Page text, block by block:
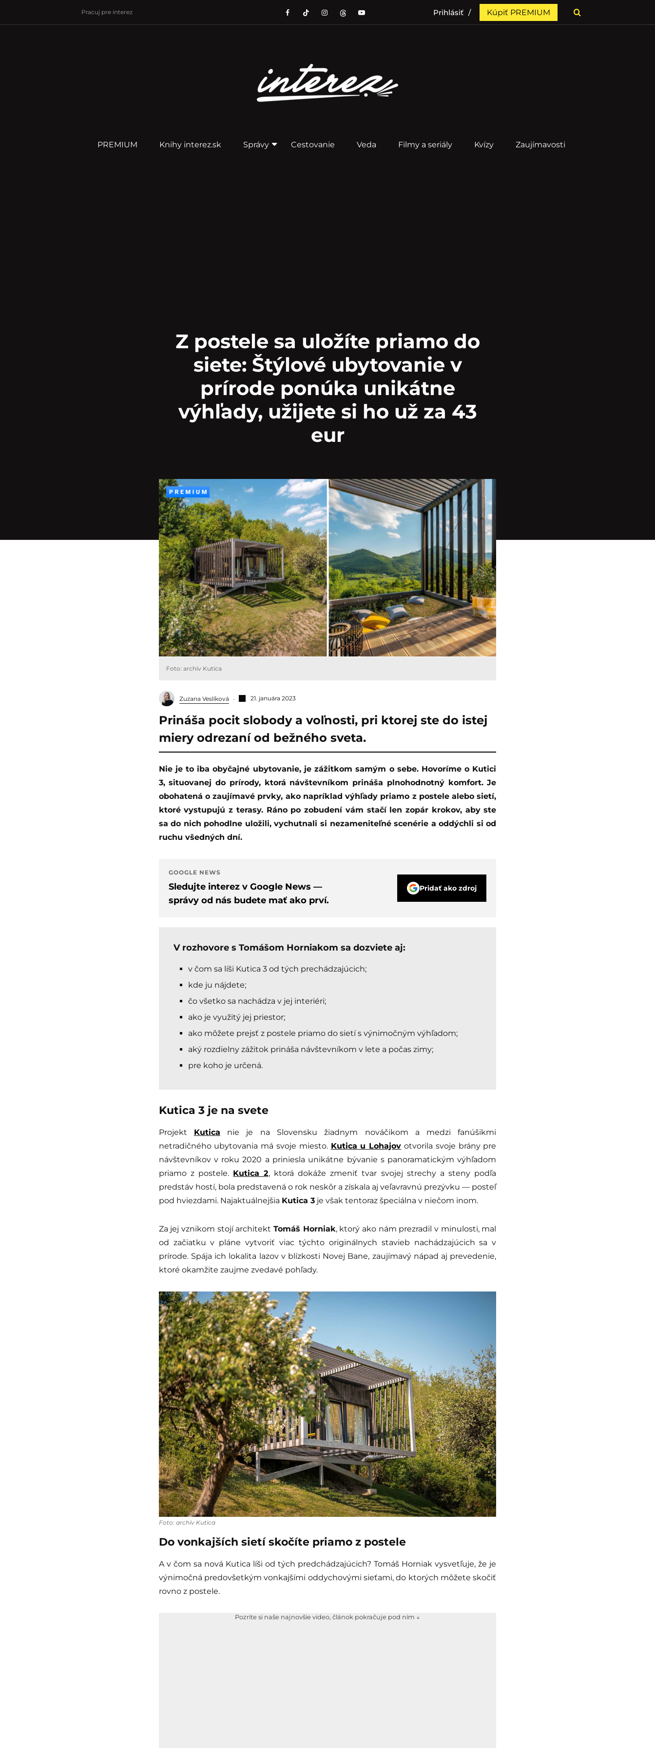
Pracuj pre interez Prihlásiť Kúpiť PREMIUM
PREMIUM Knihy interez.sk Správy Cestovanie Veda Filmy a seriály Kvízy Zaujímavosti
Z postele sa uložíte priamo do
siete: Štýlové ubytovanie v
prírode ponúka unikátne
výhľady, užijete si ho už za 43
eur
Foto: archív Kutica
Zuzana Veslíková 21. januára 2023
Prináša pocit slobody a voľnosti, pri ktorej ste do istej
miery odrezaní od bežného sveta.
Nie je to iba obyčajné ubytovanie, je zážitkom samým o sebe. Hovoríme o Kutici
3, situovanej do prírody, ktorá návštevníkom prináša plnohodnotný komfort. Je
obohatená o zaujímavé prvky, ako napríklad výhľady priamo z postele alebo sietí,
ktoré vystupujú z terasy. Ráno po zobudení vám stačí len zopár krokov, aby ste
sa do nich pohodlne uložili, vychutnali si nezameniteľné scenérie a oddýchli si od
ruchu všedných dní.
GOOGLE NEWS
Sledujte interez v Google News —
správy od nás budete mať ako prví.
Pridať ako zdroj
V rozhovore s Tomášom Horniakom sa dozviete aj:
v čom sa líši Kutica 3 od tých prechádzajúcich;
kde ju nájdete;
čo všetko sa nachádza v jej interiéri;
ako je využitý jej priestor;
ako môžete prejsť z postele priamo do sietí s výnimočným výhľadom;
aký rozdielny zážitok prináša návštevníkom v lete a počas zimy;
pre koho je určená.
Kutica 3 je na svete
Projekt Kutica nie je na Slovensku žiadnym nováčikom a medzi fanúšikmi
netradičného ubytovania má svoje miesto. Kutica u Lohajov otvorila svoje brány pre
návštevníkov v roku 2020 a priniesla unikátne bývanie s panoramatickým výhľadom
priamo z postele. Kutica 2, ktorá dokáže zmeniť tvar svojej strechy a steny podľa
predstáv hostí, bola predstavená o rok neskôr a získala aj veľavravnú prezývku — posteľ
pod hviezdami. Najaktuálnejšia Kutica 3je však tentoraz špeciálna v niečom inom.
Za jej vznikom stojí architekt Tomáš Horniak, ktorý ako nám prezradil v minulosti, mal
od začiatku v pláne vytvoriť viac týchto originálnych stavieb nachádzajúcich sa v
prírode. Spája ich lokalita lazov v blízkosti Novej Bane, zaujímavý nápad aj prevedenie,
ktoré okamžite zaujme zvedavé pohľady.
Foto: archív Kutica
Do vonkajších sietí skočíte priamo z postele
A v čom sa nová Kutica líši od tých predchádzajúcich? Tomáš Horniak vysvetľuje, že je
výnimočná predovšetkým vonkajšími oddychovými sieťami, do ktorých môžete skočiť
rovno z postele.
Pozrite si naše najnovšie video, článok pokračuje pod ním ↓